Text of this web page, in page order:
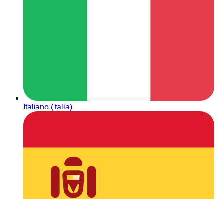
Italiano (Italia)